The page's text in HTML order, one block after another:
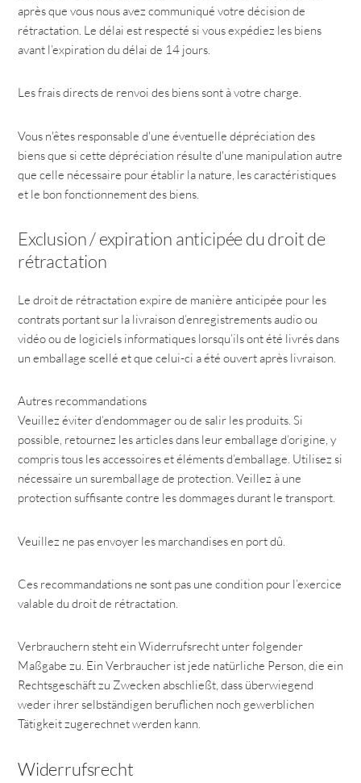
après que vous nous avez communiqué votre décision de
rétractation. Le délai est respecté si vous expédiez les biens
avant l’expiration du délai de 14 jours.
Les frais directs de renvoi des biens sont à votre charge.
Vous n'êtes responsable d'une éventuelle dépréciation des
biens que si cette dépréciation résulte d'une manipulation autre
que celle nécessaire pour établir la nature, les caractéristiques
et le bon fonctionnement des biens.
Exclusion / expiration anticipée du droit de
rétractation
Le droit de rétractation expire de manière anticipée pour les
contrats portant sur la livraison d’enregistrements audio ou
vidéo ou de logiciels informatiques lorsqu’ils ont été livrés dans
un emballage scellé et que celui-ci a été ouvert après livraison.
Autres recommandations
Veuillez éviter d’endommager ou de salir les produits. Si
possible, retournez les articles dans leur emballage d’origine, y
compris tous les accessoires et éléments d’emballage. Utilisez si
nécessaire un suremballage de protection. Veillez à une
protection suffisante contre les dommages durant le transport.
Veuillez ne pas envoyer les marchandises en port dû.
Ces recommandations ne sont pas une condition pour l’exercice
valable du droit de rétractation.
Verbrauchern steht ein Widerrufsrecht unter folgender
Maßgabe zu. Ein Verbraucher ist jede natürliche Person, die ein
Rechtsgeschäft zu Zwecken abschließt, dass überwiegend
weder ihrer selbständigen beruflichen noch gewerblichen
Tätigkeit zugerechnet werden kann.
Widerrufsrecht